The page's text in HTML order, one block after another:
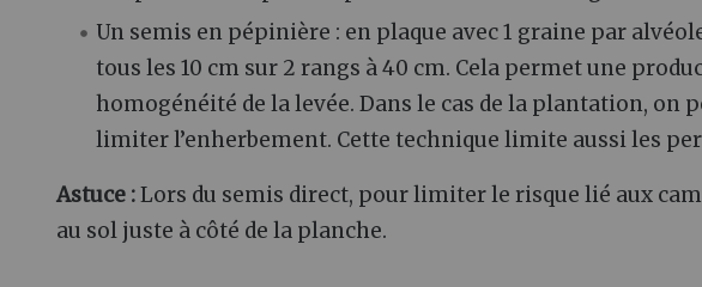
Un semis en pépinière : en plaque avec 1 graine par
tous les 10 cm sur 2 rangs à 40 cm. Cela permet une
homogénéité de la levée. Dans le cas de la plantation, on
limiter l’enherbement. Cette technique limite aussi les
Astuce :Lors du semis direct, pour limiter le risque lié aux
au sol juste à côté de la planche.